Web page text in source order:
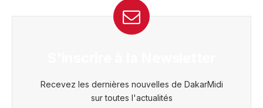
Recevez les dernières nouvelles de DakarMidi
sur toutes l'actualités